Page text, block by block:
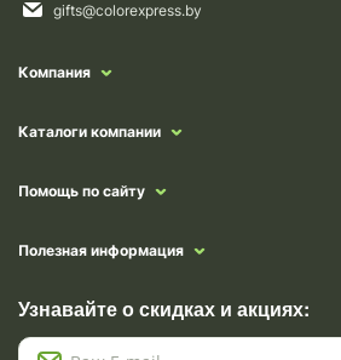
gifts@colorexpress.by
Компания
Каталоги компании
Помощь по сайту
Полезная информация
Узнавайте о скидках и акциях: